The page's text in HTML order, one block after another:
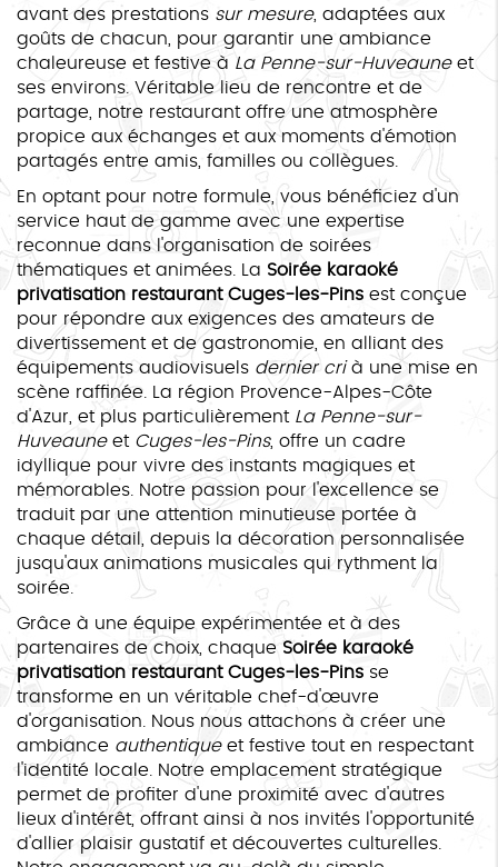
avant des prestations sur mesure, adaptées aux
goûts de chacun, pour garantir une ambiance
chaleureuse et festive à La Penne-sur-Huveauneet
ses environs. Véritable lieu de rencontre et de
partage, notre restaurant offre une atmosphère
propice aux échanges et aux moments d'émotion
partagés entre amis, familles ou collègues.
En optant pour notre formule, vous bénéficiez d'un
service haut de gamme avec une expertise
reconnue dans l'organisation de soirées
thématiques et animées. La Soirée karaoké
privatisation restaurant Cuges-les-Pins est conçue
pour répondre aux exigences des amateurs de
divertissement et de gastronomie, en alliant des
équipements audiovisuels dernier crià une mise en
scène raffinée. La région Provence-Alpes-Côte
d'Azur, et plus particulièrement La Penne-sur-
Huveauneet Cuges-les-Pins, offre un cadre
idyllique pour vivre des instants magiques et
mémorables. Notre passion pour l'excellence se
traduit par une attention minutieuse portée à
chaque détail, depuis la décoration personnalisée
jusqu'aux animations musicales qui rythment la
soirée.
Grâce à une équipe expérimentée et à des
partenaires de choix, chaque Soirée karaoké
privatisation restaurant Cuges-les-Pins se
transforme en un véritable chef-d'œuvre
d'organisation. Nous nous attachons à créer une
ambiance authentiqueet festive tout en respectant
l'identité locale. Notre emplacement stratégique
permet de profiter d'une proximité avec d'autres
lieux d'intérêt, offrant ainsi à nos invités l'opportunité
d'allier plaisir gustatif et découvertes culturelles.